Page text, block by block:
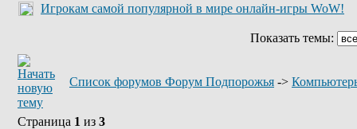
Игрокам самой популярной в мире онлайн-игры WoW!
Показать темы:
Список форумов Форум Подпорожья ->
Страница 1 из 3